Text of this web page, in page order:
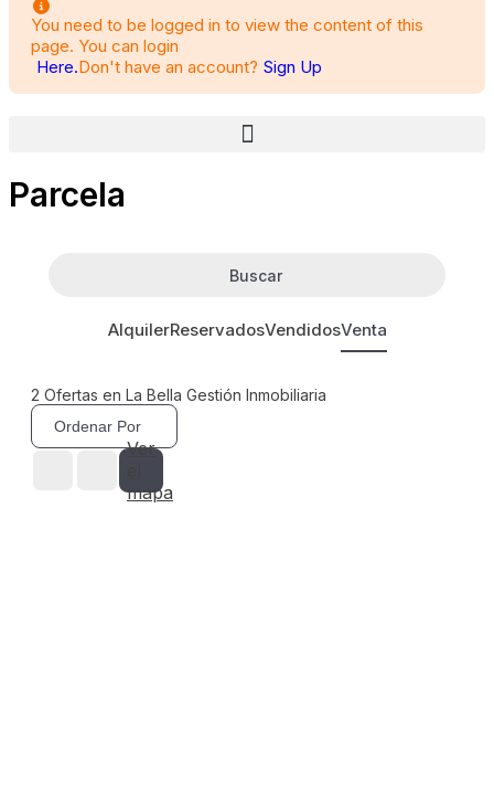
You need to be logged in to view the content of this
page. You can login
Here.Don't have an account? Sign Up
Parcela
Buscar
AlquilerReservadosVendidosVenta
2 Ofertas en La Bella Gestión Inmobiliaria
Ordenar Por
Ver
mapa